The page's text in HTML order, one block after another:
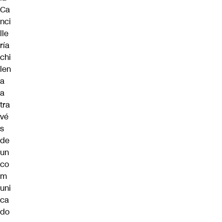
Ca
nci
lle
ría
chi
len
a
a
tra
vé
s
de
un
co
m
uni
ca
do